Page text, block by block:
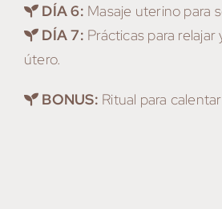
DÍA 6: Masaje uterino para
DÍA 7: Prácticas para
útero.
BONUS: Ritual para